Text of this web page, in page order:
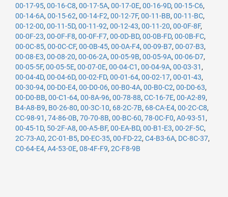
00-17-95, 00-16-C8, 00-17-5A, 00-17-0E, 00-16-9D, 00-15-C6,
00-14-6A, 00-15-62, 00-14-F2, 00-12-7F, 00-11-BB, 00-11-BC,
00-12-00, 00-11-5D, 00-11-92, 00-12-43, 00-11-20, 00-0F-8F,
00-0F-23, 00-0F-F8, 00-0F-F7, 00-0D-BD, 00-0B-FD, 00-0B-FC,
00-0C-85, 00-0C-CF, 00-0B-45, 00-0A-F4, 00-09-B7, 00-07-B3,
00-08-E3, 00-08-20, 00-06-2A, 00-05-9B, 00-05-9A, 00-06-D7,
00-05-5F, 00-05-5E, 00-07-0E, 00-04-C1 , 00-04-9A, 00-03-31 ,
00-04-4D, 00-04-6D, 00-02-FD, 00-01-64, 00-02-17, 00-01-43,
00-30-94, 00-D0-E4, 00-D0-06, 00-B0-4A, 00-B0-C2, 00-D0-63,
00-D0-BB, 00-C1-64, 00-8A-96, 00-78-88, CC-16-7E, 00-A2-89,
B4-A8-B9, B0-26-80, 00-3C-10, 68-2C-7B, 68-CA-E4, 00-2C-C8,
CC-98-91 , 74-86-0B, 70-70-8B, 00-BC-60, 78-0C-F0, A0-93-51 ,
00-45-1D, 50-2F-A8, 00-A5-BF, 00-EA-BD, 00-B1-E3, 00-2F-5C,
2C-73-A0, 2C-01-B5, D0-EC-35, 00-FD-22, C4-B3-6A, DC-8C-37,
C0-64-E4, A4-53-0E, 08-4F-F9, 2C-F8-9B